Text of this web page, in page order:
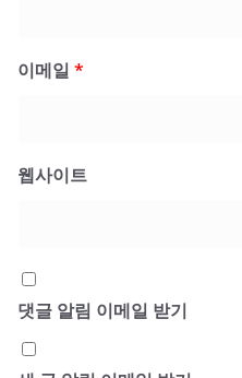
이메일 *
웹사이트
댓글 알림 이메일 받기